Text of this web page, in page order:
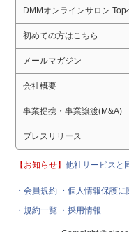
DMMオンラインサロン Top
初めての方はこちら
メールマガジン
会社概要
事業提携・事業譲渡(M&A)
プレスリリース
【お知らせ】他社サービスと
・会員規約 ・個人情報保護に
・規約一覧 ・採用情報